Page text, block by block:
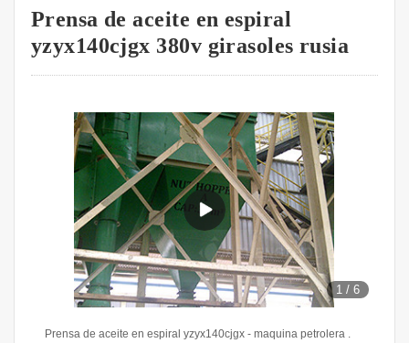
Prensa de aceite en espiral
yzyx140cjgx 380v girasoles rusia
1 /6
Prensa de aceite en espiral yzyx140cjgx - maquina petrolera .